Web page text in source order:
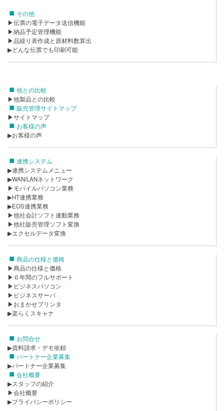
その他
▶伝票の電子データ送信機能
▶納品予定管理機能
▶品繰り表作成と原材料数算出
▶どんな伝票でも印刷可能
他との比較
▶他製品との比較
販売管理サイトマップ
▶サイトマップ
お客様の声
▶お客様の声
連携システム
▶連携システムメニュー
▶WAN/LANネットワーク
▶モバイルパソコン業務
▶HT連携業務
▶EOS連携業務
▶他社会計ソフト連動業務
▶他社販売管理ソフト変換
▶エクセルデータ変換
商品の仕様と価格
▶商品の仕様と価格
▶６年間のフルサポート
▶ビジネスパソコン
▶ビジネスサーバ
▶おまかせプリンタ
▶楽らくスキャナ
お問合せ
▶資料請求・デモ依頼
パートナー企業募集
▶パートナー企業募集
会社概要
▶スタッフの紹介
▶会社概要
▶プライバシーポリシー